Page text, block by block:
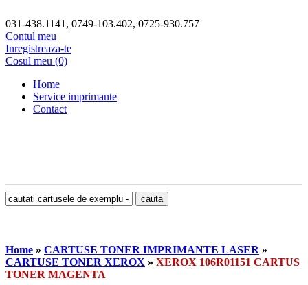
031-438.1141, 0749-103.402, 0725-930.757
Contul meu
Inregistreaza-te
Cosul meu (0)
Home
Service imprimante
Contact
Home » CARTUSE TONER IMPRIMANTE LASER »
CARTUSE TONER XEROX » XEROX 106R01151 CARTUS
TONER MAGENTA